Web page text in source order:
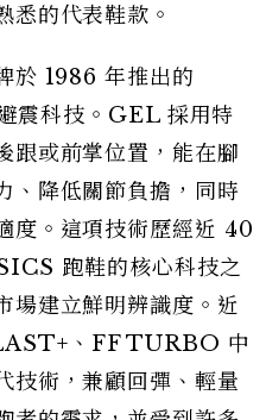
悉的代表鞋款。
於 1986 年推出的
震科技。GEL 採用特
跟或前掌位置，能在腳
、降低關節負擔，同時
度。這項技術歷經近 40
跑鞋的核心科技之
場建立鮮明辨識度。近
、FF TURBO 中
技術，兼顧回彈、輕量